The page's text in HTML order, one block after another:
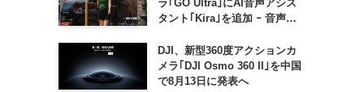
ラ｢GO Ultra｣にAI音声アシス
タント｢Kira｣を追加 ｰ 音声で
などが利用可能に
DJI、新型360度アクションカ
メラ｢DJI Osmo 360 II｣を中国
で8月13日に発表へ